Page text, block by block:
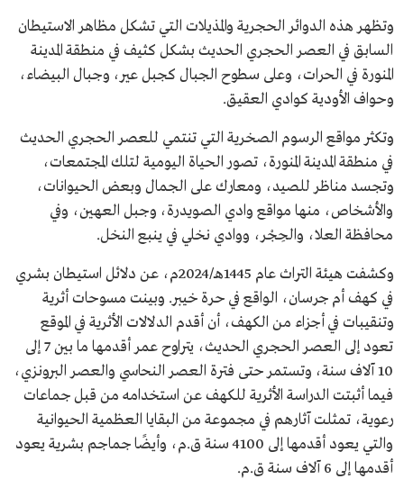
وتظهر هذه الدوائر الحجرية والمذيلات التي تشكل مظاهر الاستيطان
السابق في العصر الحجري الحديث بشكل كثيف في منطقة المدينة
المنورة في الحرات، وعلى سطوح الجبال كجبل عير، وجبال البيضاء،
وحواف الأودية كوادي العقيق.
وتكثر مواقع الرسوم الصخرية التي تنتمي للعصر الحجري الحديث
في منطقة المدينة المنورة، تصور الحياة اليومية لتلك المجتمعات،
وتجسد مناظر للصيد، ومعارك على الجمال وبعض الحيوانات،
والأشخاص، منها مواقع وادي الصويدرة، وجبل العهين، وفي
محافظة العلا، والحِجْر، ووادي نخلي في ينبع النخل.
وكشفت هيئة التراث عام 1445هـ/2024م، عن دلائل استيطان بشري
في كهف أم جرسان، الواقع في حرة خيبر. وبينت مسوحات أثرية
وتنقيبات في أجزاء من الكهف، أن أقدم الدلالات الأثرية في الموقع
تعود إلى العصر الحجري الحديث، يتراوح عمر أقدمها ما بين 7 إلى
10 آلاف سنة، وتستمر حتى فترة العصر النحاسي والعصر البرونزي،
فيما أثبتت الدراسة الأثرية للكهف عن استخدامه من قبل جماعات
رعوية، تمثلت آثارهم في مجموعة من البقايا العظمية الحيوانية
والتي يعود أقدمها إلى 4100 سنة ق.م، وأيضًا جماجم بشرية يعود
أقدمها إلى 6 آلاف سنة ق.م.